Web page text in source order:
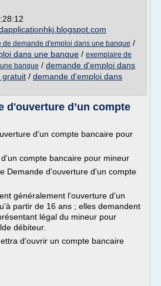
de demande d'emploi dans une banque /
dans une banque / exemplaire de
banque / demande d'emploi dans
gratuit / demande d'emploi dans
d'ouverture d’un compte
d'un compte bancaire pour
compte bancaire pour mineur
Demande d'ouverture d'un compte
généralement l'ouverture d'un
partir de 16 ans ; elles demandent
légal du mineur pour
débiteur.
d'ouvrir un compte bancaire